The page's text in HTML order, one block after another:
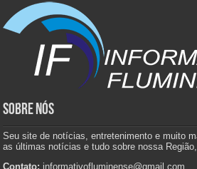
SOBRE NÓS
Seu site de notícias, entretenimento e muito
as últimas notícias e tudo sobre nossa
Contato: informativofluminense@gmail.com